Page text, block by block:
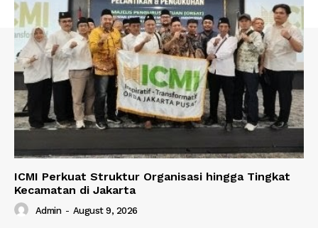
ICMI Perkuat Struktur Organisasi hingga Tingkat
Kecamatan di Jakarta
Admin - August 9, 2026